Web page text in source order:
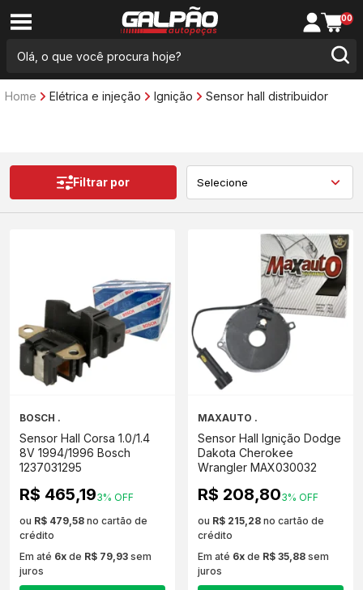
00
Home Elétrica e injeção Ignição Sensor hall distribuidor
Filtrar por
BOSCH .
Sensor Hall Corsa 1.0/1.4
8V 1994/1996 Bosch
1237031295
R$ 465,193% OFF
ou R$ 479,58 no cartão de
crédito
Em até 6x de R$ 79,93 sem
juros
MAXAUTO .
Sensor Hall Ignição Dodge
Dakota Cherokee
Wrangler MAX030032
R$ 208,803% OFF
ou R$ 215,28 no cartão de
crédito
Em até 6x de R$ 35,88 sem
juros